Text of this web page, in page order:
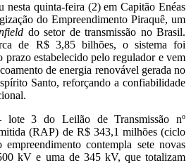
nesta quinta-feira (2) em Capitão Enéas
do Empreendimento Piraquê, um
do setor de transmissão no Brasil.
de R$ 3,85 bilhões, o sistema foi
prazo estabelecido pelo regulador e vem
de energia renovável gerada no
Santo, reforçando a confiabilidade
3 do Leilão de Transmissão nº
(RAP) de R$ 343,1 milhões (ciclo
contempla sete novas
kV e uma de 345 kV, que totalizam